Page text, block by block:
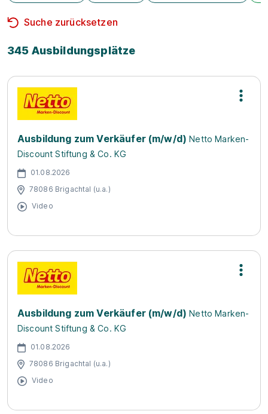
Suche zurücksetzen
345 Ausbildungsplätze
Ausbildung zum Verkäufer (m/w/d) Netto Marken-
Discount Stiftung & Co. KG
01.08.2026
78086 Brigachtal (u.a.)
Video
Ausbildung zum Verkäufer (m/w/d) Netto Marken-
Discount Stiftung & Co. KG
01.08.2026
78086 Brigachtal (u.a.)
Video